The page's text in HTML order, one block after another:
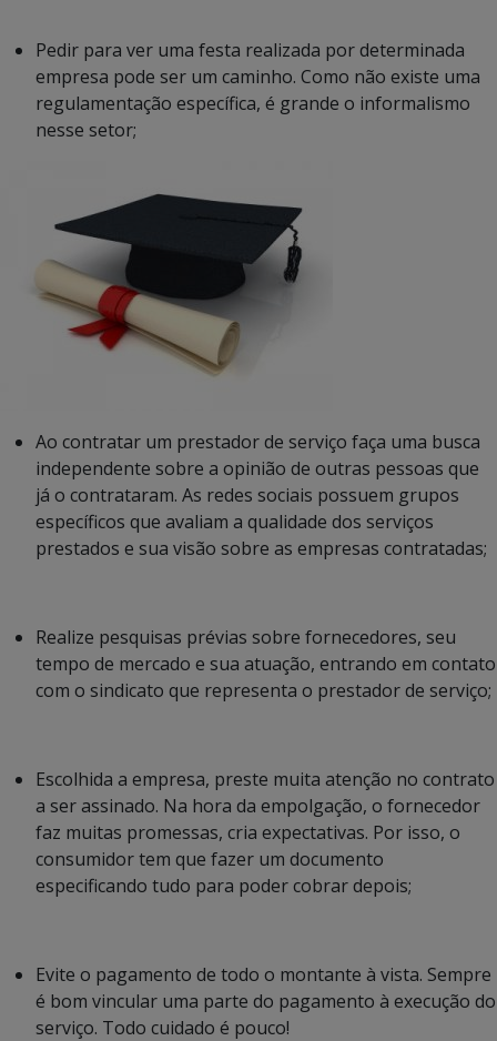
Pedir para ver uma festa realizada por determinada
empresa pode ser um caminho. Como não existe uma
regulamentação específica, é grande o informalismo
nesse setor;
Ao contratar um prestador de serviço faça uma busca
independente sobre a opinião de outras pessoas que
já o contrataram. As redes sociais possuem grupos
específicos que avaliam a qualidade dos serviços
prestados e sua visão sobre as empresas contratadas;
Realize pesquisas prévias sobre fornecedores, seu
tempo de mercado e sua atuação, entrando em contato
com o sindicato que representa o prestador de serviço;
Escolhida a empresa, preste muita atenção no contrato
a ser assinado. Na hora da empolgação, o fornecedor
faz muitas promessas, cria expectativas. Por isso, o
consumidor tem que fazer um documento
especificando tudo para poder cobrar depois;
Evite o pagamento de todo o montante à vista. Sempre
é bom vincular uma parte do pagamento à execução do
serviço. Todo cuidado é pouco!